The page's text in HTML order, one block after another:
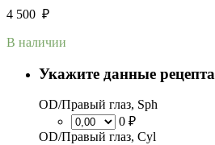
4 500 ₽
В наличии
Укажите данные рецепта
OD/Правый глаз, Sph
0 ₽
OD/Правый глаз, Cyl